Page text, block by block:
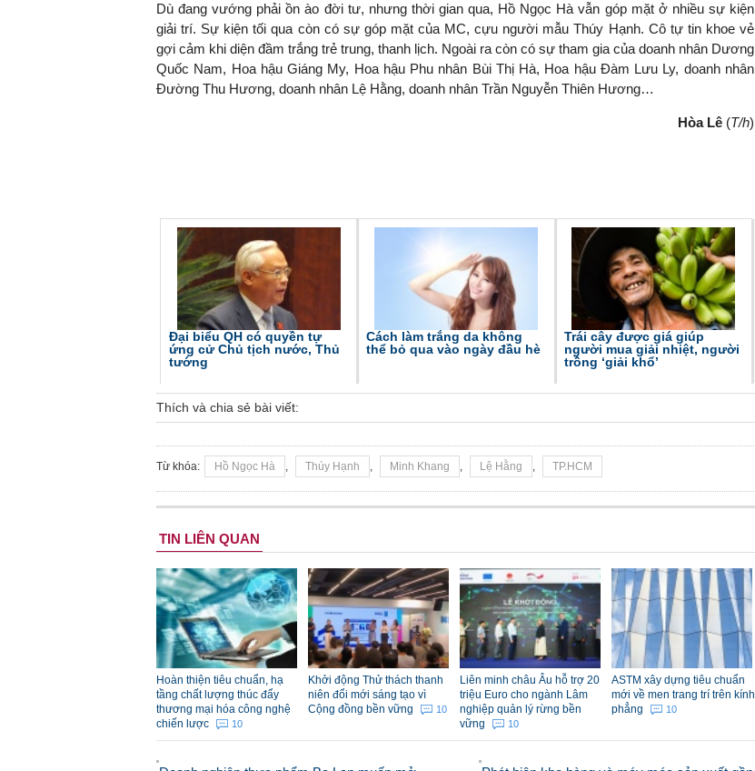
Dù đang vướng phải ồn ào đời tư, nhưng thời gian qua, Hồ Ngọc Hà vẫn góp mặt ở nhiều sự kiện
giải trí. Sự kiện tối qua còn có sự góp mặt của MC, cựu người mẫu Thúy Hạnh. Cô tự tin khoe vẻ
gợi cảm khi diện đầm trắng trẻ trung, thanh lịch. Ngoài ra còn có sự tham gia của doanh nhân Dương
Quốc Nam, Hoa hậu Giáng My, Hoa hậu Phu nhân Bùi Thị Hà, Hoa hậu Đàm Lưu Ly, doanh nhân
Đường Thu Hương, doanh nhân Lệ Hằng, doanh nhân Trần Nguyễn Thiên Hương…
Hòa Lê (T/h)
Đại biểu QH có quyền tự
ứng cử Chủ tịch nước, Thủ
tướng
Cách làm trắng da không
thể bỏ qua vào ngày đầu hè
Trái cây được giá giúp
người mua giải nhiệt, người
trồng ‘giải khổ’
Ba 'ông lớn' chung tay trình
làng ô tô Ford Shelby GT-H
Thích và chia sẻ bài viết:
Từ khóa: Hồ Ngọc Hà , Thúy Hạnh , Minh Khang , Lệ Hằng , TP.HCM
TIN LIÊN QUAN
Hoàn thiện tiêu chuẩn, hạ
tầng chất lượng thúc đẩy
thương mại hóa công nghệ
chiến lược
10
Khởi động Thử thách thanh
niên đổi mới sáng tạo vì
Cộng đồng bền vững
10
Liên minh châu Âu hỗ trợ 20
triệu Euro cho ngành Lâm
nghiệp quản lý rừng bền
vững
10
ASTM xây dựng tiêu chuẩn
mới về men trang trí trên kính
phẳng
10